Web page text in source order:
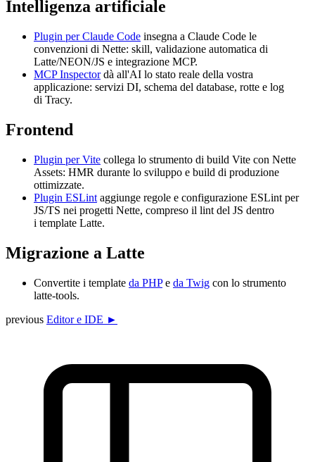
Intelligenza artificiale
Plugin per Claude Code insegna a Claude Code le
convenzioni di Nette: skill, validazione automatica di
Latte/NEON/JS e integrazione MCP.
MCP Inspectordà all'AI lo stato reale della vostra
applicazione: servizi DI, schema del database, rotte e log
di Tracy.
Frontend
Plugin per Vite collega lo strumento di build Vite con Nette
Assets: HMR durante lo sviluppo e build di produzione
ottimizzate.
Plugin ESLint aggiunge regole e configurazione ESLint per
JS/TS nei progetti Nette, compreso il lint del JS dentro
i template Latte.
Migrazione a Latte
Convertite i template da PHPe da Twig con lo strumento
latte-tools.
previous Editor e IDE ►